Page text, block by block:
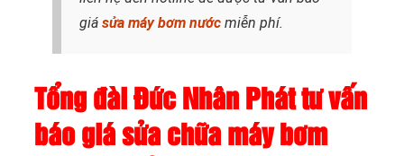
giá sửa máy bơm nước miễn phí.
Tổng đài Đức Nhân Phát tư vấn
báo giá sửa chữa máy bơm